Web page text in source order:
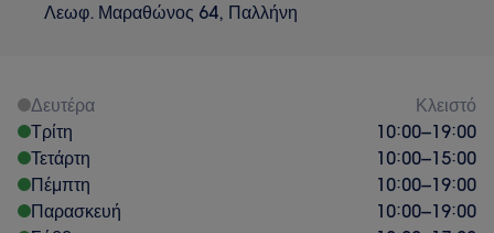
Λεωφ. Μαραθώνος 64, Παλλήνη
Δευτέρα
Κλειστό
Τρίτη
10:00–19:00
Τετάρτη
10:00–15:00
Πέμπτη
10:00–19:00
Παρασκευή
10:00–19:00